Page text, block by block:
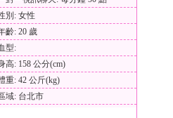
別: 女性
齡: 20 歲
型:
高: 158 公分(cm)
重: 42 公斤(kg)
域: 台北市